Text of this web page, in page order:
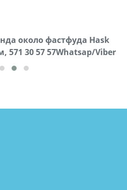
около фастфуда Hask
571 30 57 57Whatsap/Viber
марки Prado,571 30 57
Viber